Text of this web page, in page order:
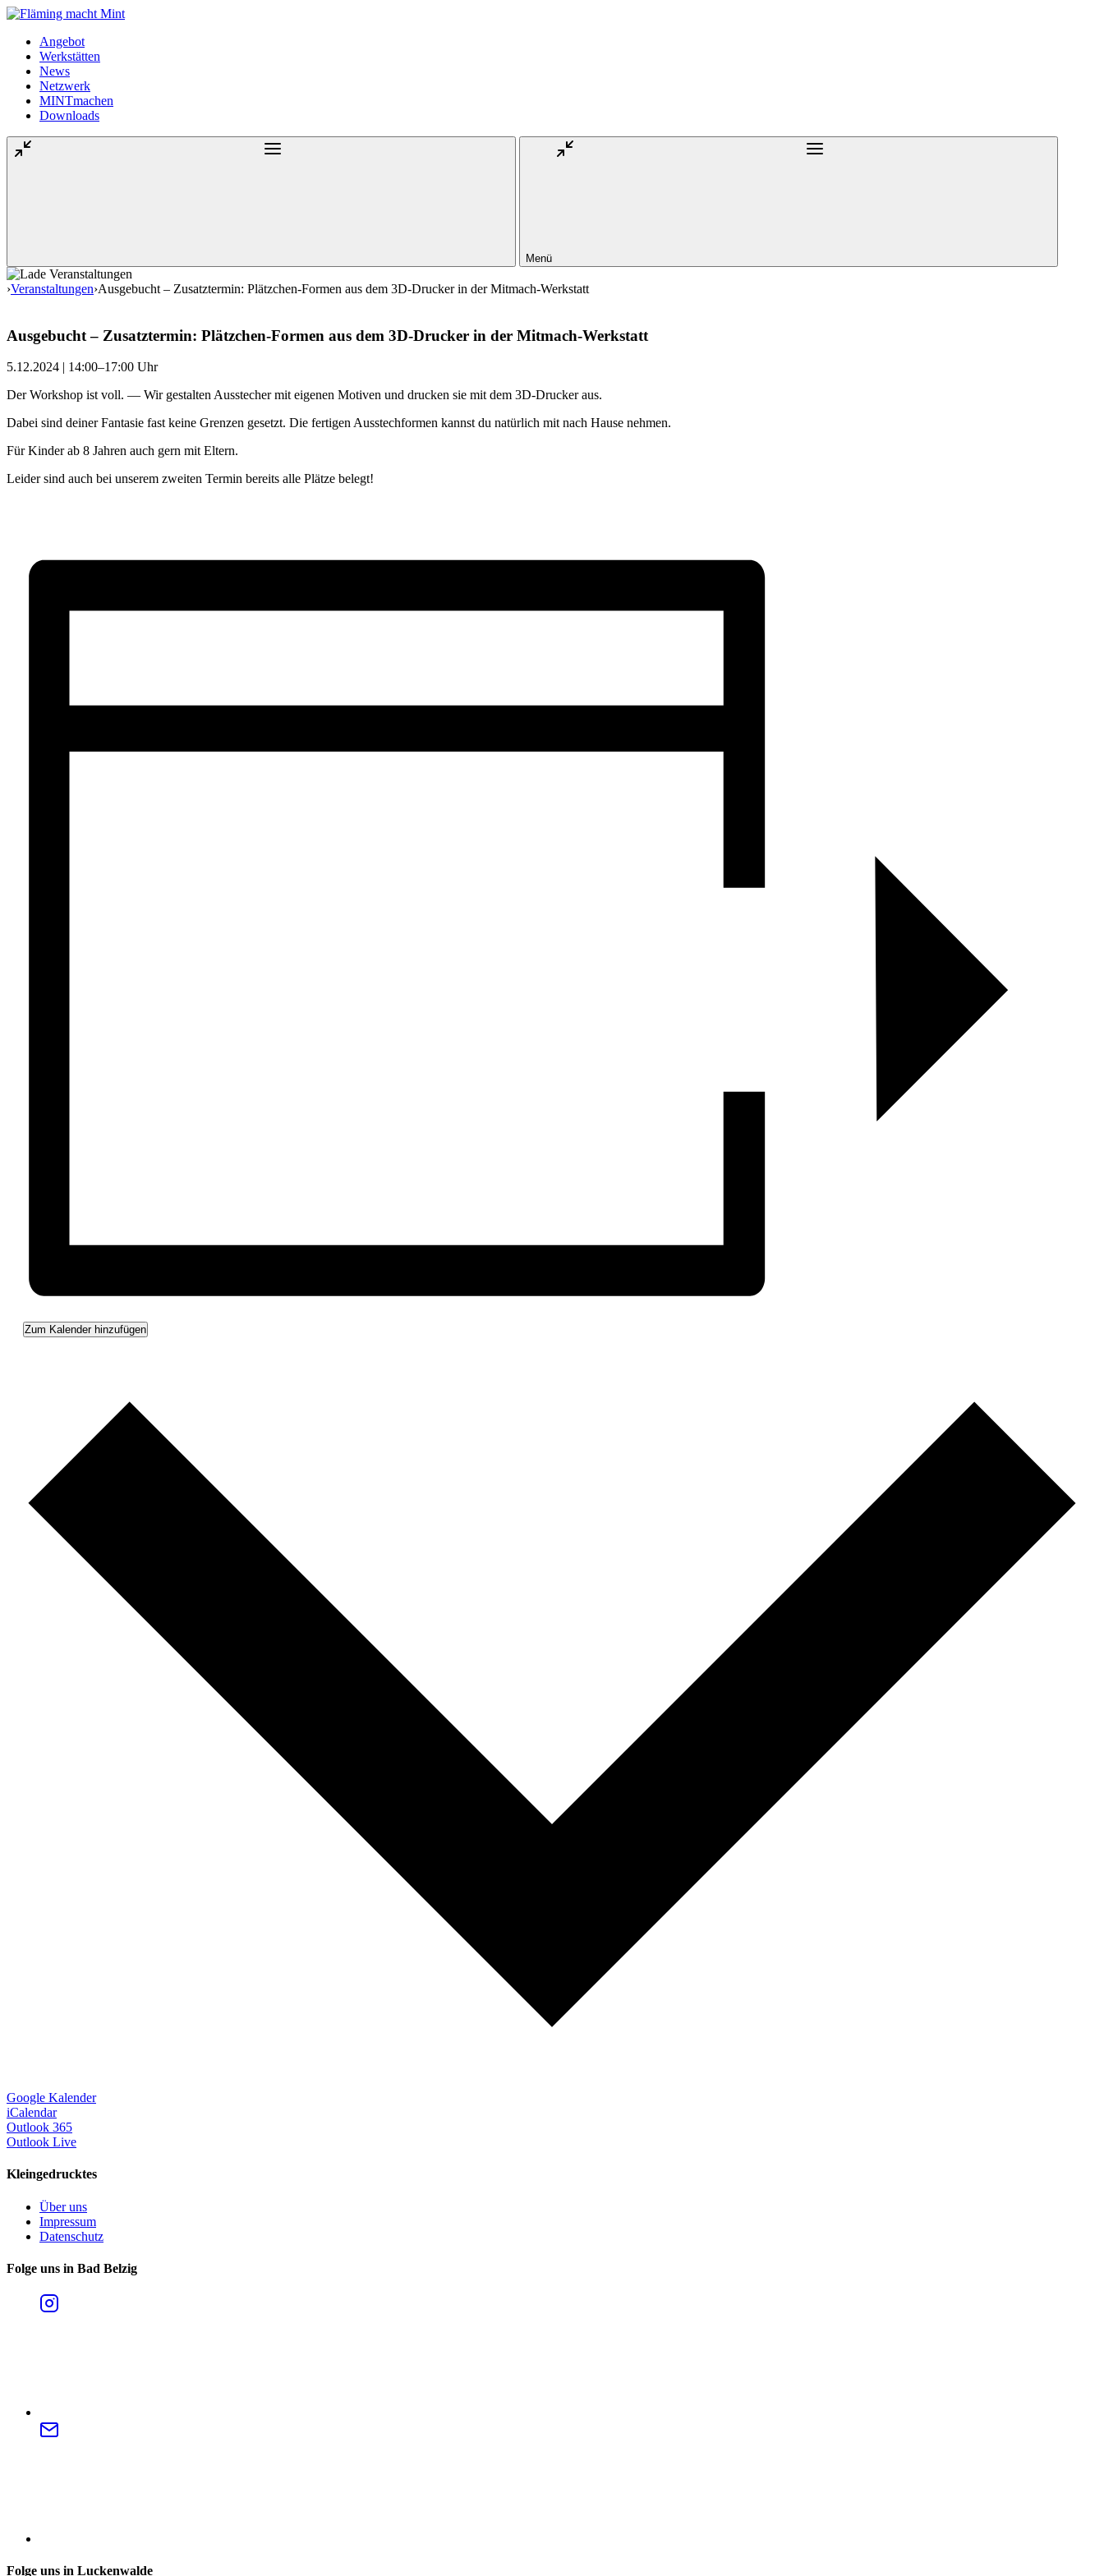
Angebot
Werkstätten
News
Netzwerk
MINTmachen
Downloads
Menü
›Veranstaltungen›Ausgebucht – Zusatztermin: Plätzchen-Formen aus dem 3D-Drucker in der Mitmach-Werkstatt
Ausgebucht – Zusatztermin: Plätzchen-Formen aus dem 3D-Drucker in der Mitmach-Werkstatt
5.12.2024 | 14:00–17:00 Uhr
Der Workshop ist voll. — Wir gestalten Ausstecher mit eigenen Motiven und drucken sie mit dem 3D-Drucker aus.
Dabei sind deiner Fantasie fast keine Grenzen gesetzt. Die fertigen Ausstechformen kannst du natürlich mit nach Hause nehmen.
Für Kinder ab 8 Jahren auch gern mit Eltern.
Leider sind auch bei unserem zweiten Termin bereits alle Plätze belegt!
Zum Kalender hinzufügen
Google Kalender
iCalendar
Outlook 365
Outlook Live
Kleingedrucktes
Über uns
Impressum
Datenschutz
Folge uns in Bad Belzig
Folge uns in Luckenwalde